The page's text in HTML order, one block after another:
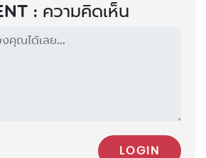
: ความคิดเห็น
LOGIN